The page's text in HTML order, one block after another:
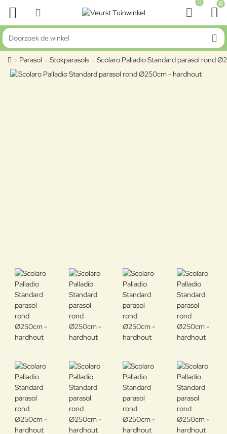
0 0
Doorzoek de winkel
home
Parasol Stokparasols Scolaro Palladio Standard parasol rond